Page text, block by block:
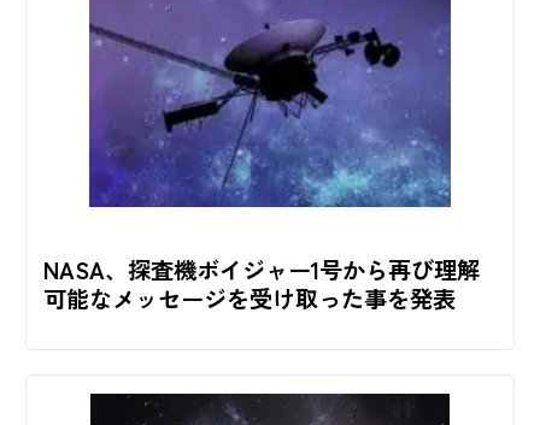
NASA、探査機ボイジャー1号から再び理解
可能なメッセージを受け取った事を発表